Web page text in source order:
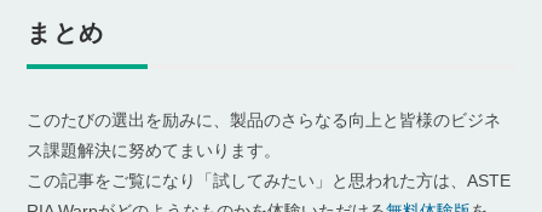
まとめ
このたびの選出を励みに、製品のさらなる向上と皆様のビジネ
ス課題解決に努めてまいります。
この記事をご覧になり「試してみたい」と思われた方は、ASTE